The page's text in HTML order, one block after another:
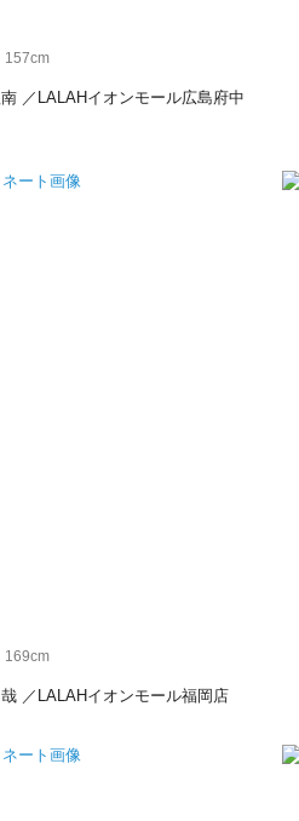
LALAHイオンモール広島府中
157cm
LALAHイオンモール福岡店
169cm